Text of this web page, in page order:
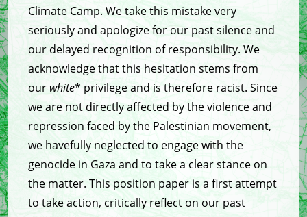
Climate Camp. We take this mistake very
seriously and apologize for our past silence and
our delayed recognition of responsibility. We
acknowledge that this hesitation stems from
our white* privilege and is therefore racist. Since
we are not directly affected by the violence and
repression faced by the Palestinian movement,
we havefully neglected to engage with the
genocide in Gaza and to take a clear stance on
the matter. This position paper is a first attempt
to take action, critically reflect on our past